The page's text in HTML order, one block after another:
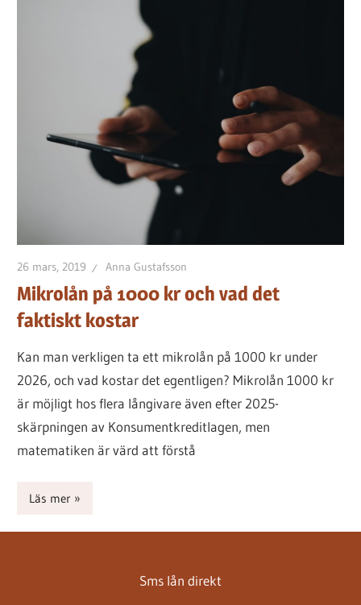
26 mars, 2019 Anna Gustafsson
Mikrolån på 1000 kr och vad det
faktiskt kostar
Kan man verkligen ta ett mikrolån på 1000 kr under
2026, och vad kostar det egentligen? Mikrolån 1000 kr
är möjligt hos flera långivare även efter 2025-
skärpningen av Konsumentkreditlagen, men
matematiken är värd att förstå
Läs mer
Sms lån direkt